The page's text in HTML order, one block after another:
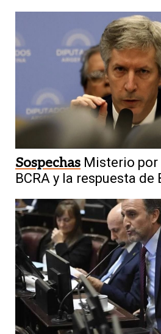
Sospechas Misterio por
BCRA y la respuesta de